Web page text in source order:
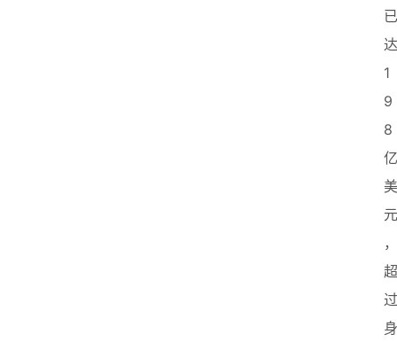
已
达
1
9
8
亿
美
元
，
超
过
身